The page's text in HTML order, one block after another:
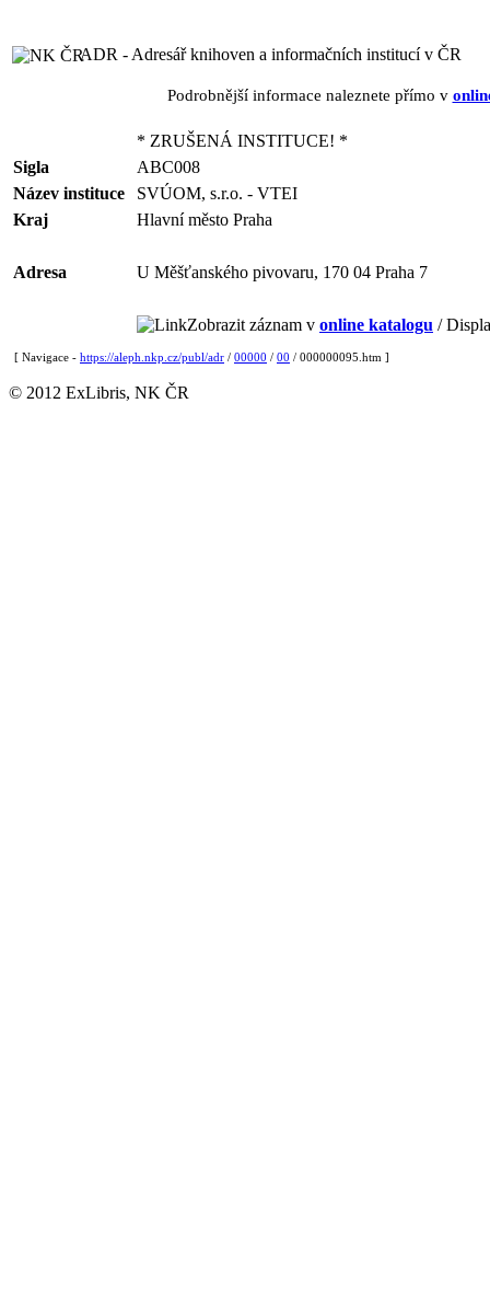
ADR - Adresář knihoven a informačních institucí v ČR
Podrobnější informace naleznete přímo v
* ZRUŠENÁ INSTITUCE! *
Sigla
ABC008
Název instituce
SVÚOM, s.r.o. - VTEI
Kraj
Hlavní město Praha
Adresa U Měšťanského pivovaru, 170 04 Praha 7
Zobrazit záznam v online katalogu /
[ Navigace - https://aleph.nkp.cz/publ/adr / 00000 / 00 / 000000095.htm ]
© 2012 ExLibris, NK ČR